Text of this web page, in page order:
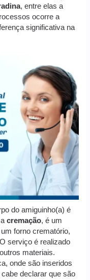
, entre elas a
ocorre a
significativa na
do amiguinho(a) é
acremação, é um
forno crematório,
serviço é realizado
materiais.
onde são inseridos
declarar que são